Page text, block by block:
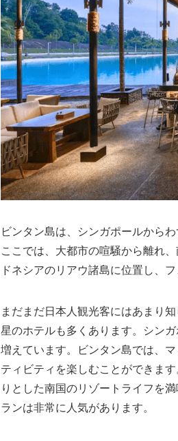
ビンタン島は、シンガポールから
ここでは、大都市の喧騒から離れ
ドネシアのリアウ諸島に位置し、
まだまだ日本人観光客にはあまり
星のホテルも多くあります。シン
増えています。ビンタン島では、
ティビティを楽しむことができま
りとした南国のリゾートライフを
ランは非常に人気があります。